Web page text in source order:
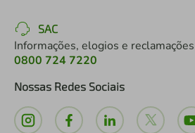
SAC
Informações, elogios e reclamações
0800 724 7220
Nossas Redes Sociais